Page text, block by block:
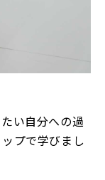
い自分への過
プで学びまし